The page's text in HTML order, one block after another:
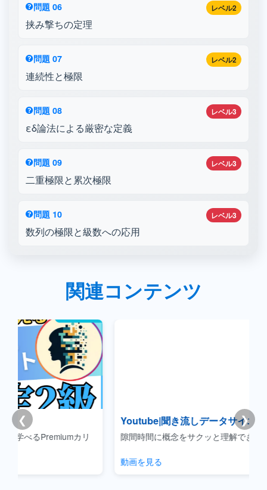
レベル2
問題 06
挟み撃ちの定理
レベル2
問題 07
連続性と極限
レベル3
問題 08
εδ論法による厳密な定義
レベル3
問題 09
二重極限と累次極限
レベル3
問題 10
数列の極限と級数への応用
関連コンテンツ
❮ ❯
Youtube|聞き流しデータサイエンス
隙間時間に概念をサクッと理解できるコンテンツです。